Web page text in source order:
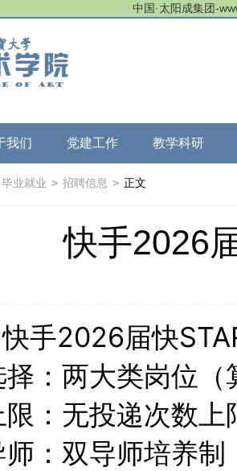
中国·太阳成集团-
我们 党建工作 教学科研
毕业就业 > 招聘信息 > 正文
快手2026
手2026届快
择：两大类岗位
限：无投递次数
师：双导师培养